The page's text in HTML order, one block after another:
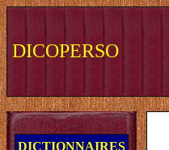
DICOPERSO
DICTIONNAIRES